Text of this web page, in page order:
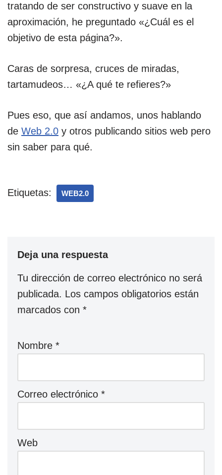
tratando de ser constructivo y suave en la
aproximación, he preguntado «¿Cuál es el
objetivo de esta página?».
Caras de sorpresa, cruces de miradas,
tartamudeos… «¿A qué te refieres?»
Pues eso, que así andamos, unos hablando
de Web 2.0 y otros publicando sitios web pero
sin saber para qué.
Etiquetas: WEB2.0
Deja una respuesta
Tu dirección de correo electrónico no será
publicada. Los campos obligatorios están
marcados con *
Nombre *
Correo electrónico *
Web